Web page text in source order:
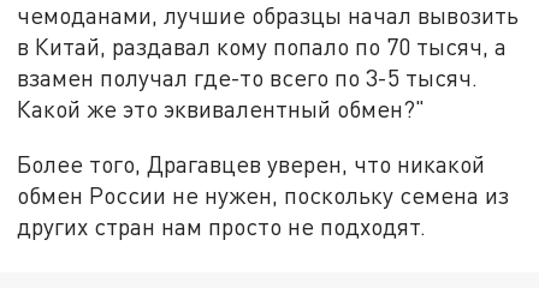
чемоданами, лучшие образцы начал вывозить
в Китай, раздавал кому попало по 70 тысяч, а
взамен получал где-то всего по 3-5 тысяч.
Какой же это эквивалентный обмен?"
Более того, Драгавцев уверен, что никакой
обмен России не нужен, поскольку семена из
других стран нам просто не подходят.